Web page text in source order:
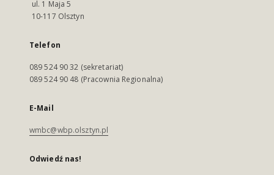
ul. 1 Maja 5
10-117 Olsztyn
Telefon
089 524 90 32 (sekretariat)
089 524 90 48 (Pracownia Regionalna)
E-Mail
wmbc@wbp.olsztyn.pl
Odwiedź nas!